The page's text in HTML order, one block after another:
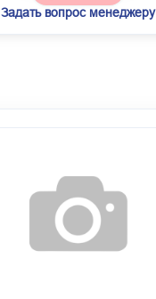
Задать вопрос менеджеру